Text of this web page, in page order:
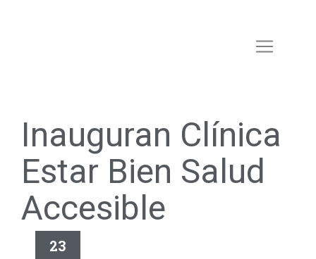
Inauguran Clínica
Estar Bien Salud
Accesible
23